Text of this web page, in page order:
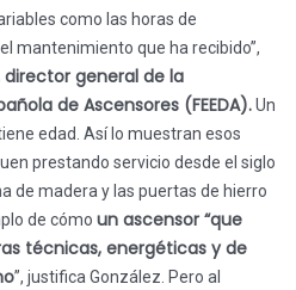
como las horas de
mantenimiento que ha recibido”,
director general de la
de Ascensores (FEEDA).Un
edad. Así lo muestran esos
prestando servicio desde el siglo
de madera y las puertas de hierro
de cómo un ascensor “que
técnicas, energéticas y de
”, justifica González. Pero al